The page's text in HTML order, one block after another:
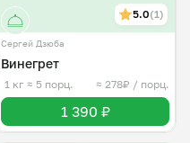
5.0(1)
Сергей Дзюба
Винегрет
1 кг ≈ 5 порц. ≈ 278₽ / порц.
1 390 ₽